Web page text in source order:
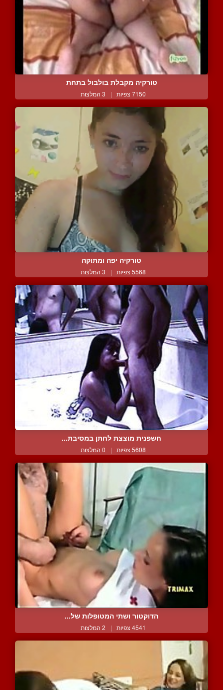
טורקיה מקבלת בולבול בתחת
7150 צפיות | 3 המלצות
טורקיה יפה ומתוקה
5568 צפיות | 3 המלצות
חשפנית מוצצת לחתן במסיבת...
5608 צפיות | 0 המלצות
הדוקטור ושתי המטופלות של...
4541 צפיות | 2 המלצות